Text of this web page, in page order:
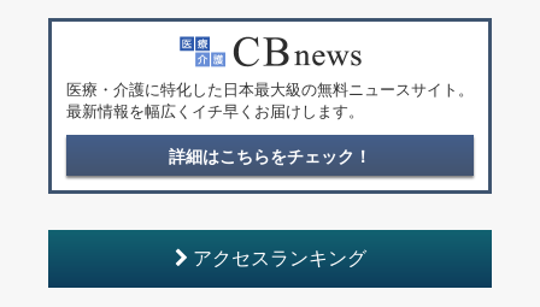
医療・介護に特化した日本最大級の無料ニュースサイト。
最新情報を幅広くイチ早くお届けします。
詳細はこちらをチェック！
アクセスランキング